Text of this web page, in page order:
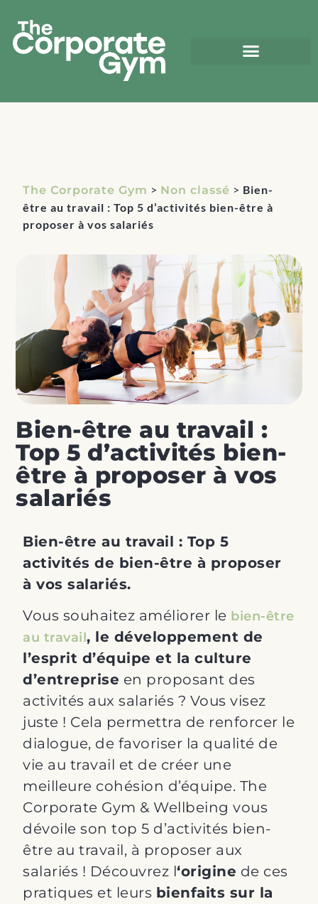
The Corporate Gym > Non classé > Bien-
être au travail : Top 5 d’activités bien-être à
proposer à vos salariés
Bien-être au travail :
Top 5 d’activités bien-
être à proposer à vos
salariés
Bien-être au travail : Top 5
activités de bien-être à proposer
à vos salariés.
Vous souhaitez améliorer le bien-être
au travail, le développement de
l’esprit d’équipe et la culture
d’entreprise en proposant des
activités aux salariés ? Vous visez
juste ! Cela permettra de renforcer le
dialogue, de favoriser la qualité de
vie au travail et de créer une
meilleure cohésion d’équipe. The
Corporate Gym & Wellbeing vous
dévoile son top 5 d’activités bien-
être au travail, à proposer aux
salariés ! Découvrez l‘origine de ces
pratiques et leurs bienfaits sur la